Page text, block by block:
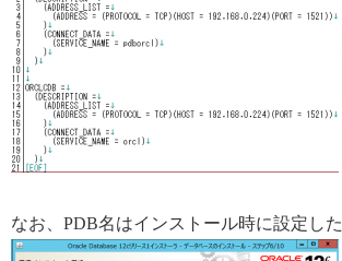
なお、PDB名はインストール時に設定した